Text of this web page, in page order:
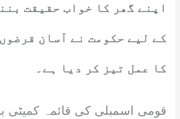
اپنے گھر کا خواب حقیقت
کے لیے حکومت نے آسان
کا عمل تیز کر دیا ہے۔
قومی اسمبلی کی قائمہ کمیٹی